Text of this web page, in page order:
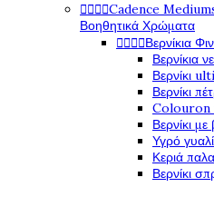
Cadence
Βοηθητικά Χρώματα
Βερνίκια
Βερνίκια
Βερνίκι
Βερνίκι
Colouron
Βερνίκι
Υγρό
Κεριά
Βερνίκι